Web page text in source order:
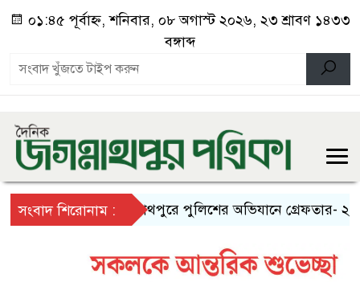
০১:৪৫ পূর্বাহ্ন, শনিবার, ০৮ অগাস্ট ২০২৬, ২৩ শ্রাবণ ১৪৩৩
বঙ্গাব্দ
সংবাদ শিরোনাম :জগন্নাথপুরে পুলিশের অভিযানে গ্রেফতার- ২